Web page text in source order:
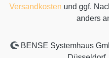
Versandkosten und ggf.
anders
BENSE Systemhaus